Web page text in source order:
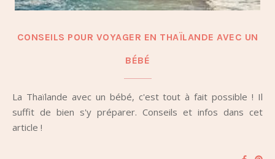
CONSEILS POUR VOYAGER EN THAÏLANDE AVEC UN
BÉBÉ
La Thaïlande avec un bébé, c'est tout à fait possible ! Il
suffit de bien s'y préparer. Conseils et infos dans cet
article !